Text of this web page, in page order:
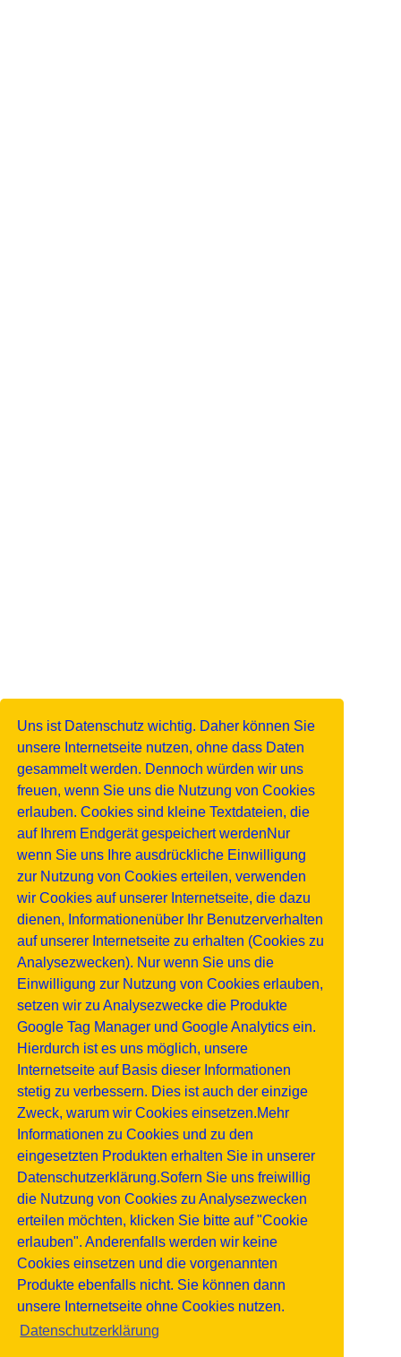
Uns ist Datenschutz wichtig. Daher können Sie
unsere Internetseite nutzen, ohne dass Daten
gesammelt werden. Dennoch würden wir uns
freuen, wenn Sie uns die Nutzung von Cookies
erlauben. Cookies sind kleine Textdateien, die
auf Ihrem Endgerät gespeichert werdenNur
wenn Sie uns Ihre ausdrückliche Einwilligung
zur Nutzung von Cookies erteilen, verwenden
wir Cookies auf unserer Internetseite, die dazu
dienen, Informationenüber Ihr Benutzerverhalten
auf unserer Internetseite zu erhalten (Cookies zu
Analysezwecken). Nur wenn Sie uns die
Einwilligung zur Nutzung von Cookies erlauben,
setzen wir zu Analysezwecke die Produkte
Google Tag Manager und Google Analytics ein.
Hierdurch ist es uns möglich, unsere
Internetseite auf Basis dieser Informationen
stetig zu verbessern. Dies ist auch der einzige
Zweck, warum wir Cookies einsetzen.Mehr
Informationen zu Cookies und zu den
eingesetzten Produkten erhalten Sie in unserer
Datenschutzerklärung.Sofern Sie uns freiwillig
die Nutzung von Cookies zu Analysezwecken
erteilen möchten, klicken Sie bitte auf "Cookie
erlauben". Anderenfalls werden wir keine
Cookies einsetzen und die vorgenannten
Produkte ebenfalls nicht. Sie können dann
unsere Internetseite ohne Cookies nutzen.
Datenschutzerklärung